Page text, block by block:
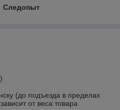
Следопыт
(до подъезда в пределах
от веса товара